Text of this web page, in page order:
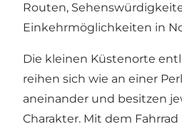
Routen,
Einkehrmöglichkeiten in
Die kleinen Küstenorte
reihen sich wie an einer
aneinander und besitzen
Charakter. Mit dem